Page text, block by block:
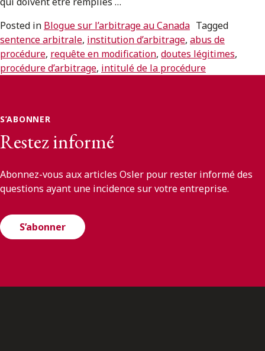
Posted in Blogue sur l’arbitrage au Canada Tagged
sentence arbitrale, institution d’arbitrage, abus de
procédure, requête en modification, doutes légitimes,
procédure d’arbitrage, intitulé de la procédure
S’ABONNER
Restez informé
Abonnez-vous aux articles Osler pour rester informé des
questions ayant une incidence sur votre entreprise.
S’abonner